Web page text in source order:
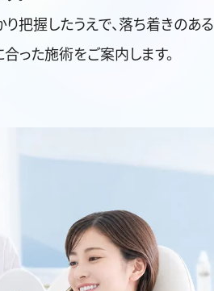
把握したうえで、落ち着きのある
った施術をご案内します。